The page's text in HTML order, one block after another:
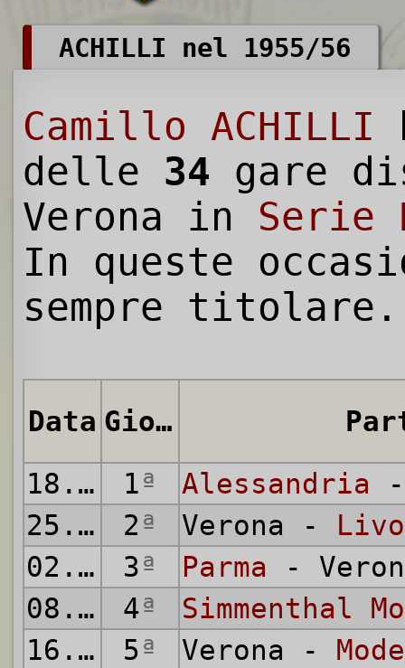
ACHILLI nel 1955/56
Camillo ACHILLI
delle 34 gare
Verona in Serie
In queste
sempre titolare.
Data Giornata
18.09.1955
1ª Alessandria -
25.09.1955
2ª Verona -
02.10.1955
3ª Parma -
08.10.1955
4ª
Simmenthal
16.10.1955
5ª Verona -